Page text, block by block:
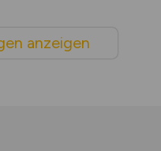
anzeigen